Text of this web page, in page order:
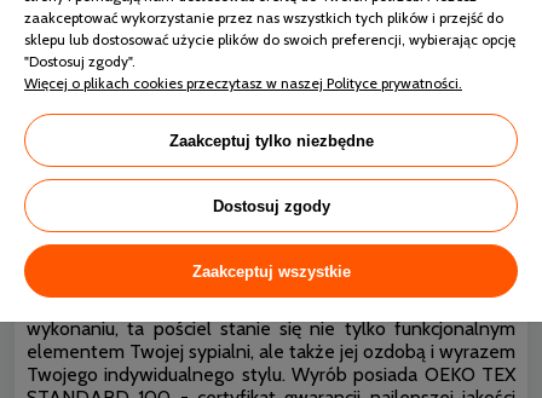
Nie ma nic bardziej przyjemnego niż otulenie się
lekką i przewiewną pościelą, która zapewnia
odpowiednią wentylację i chłodzenie ciała.
Doskonałe Wchłanianie Wilgoci: Bawełna, z której
wykonana jest ta pościel, doskonale wchłania wilgoć,
zapewniając uczucie suchości i świeżości podczas
snu. To idealne rozwiązanie dla osób, które cenią
sobie komfort i higienę podczas wypoczynku.
Darymex Pościel Satyna Bawełniana Cizgili Exclusive to
nie tylko pościel, to także gwarancja luksusu, elegancji i
trwałości. Dzięki wysokiej jakości materiałom i starannemu
wykonaniu, ta pościel stanie się nie tylko funkcjonalnym
elementem Twojej sypialni, ale także jej ozdobą i wyrazem
Twojego indywidualnego stylu. Wyrób posiada OEKO TEX
zaakceptować wykorzystanie przez nas wszystkich tych plików i przejść do
sklepu lub dostosować użycie plików do swoich preferencji, wybierając opcję
"Dostosuj zgody".
Więcej o plikach cookies przeczytasz w naszej Polityce prywatności.
Zaakceptuj tylko niezbędne
Dostosuj zgody
Zaakceptuj wszystkie